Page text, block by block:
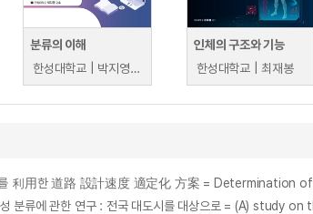
분류의 이해
한성대학교 | 박지영, 최인경, 이혜원
인체의 구조와 기능
한성대학교 | 최재봉
利用한 道路 設計速度 適定化 方案 =
성 분류에 관한 연구 : 전국 대도시를 대상으로 = (A)